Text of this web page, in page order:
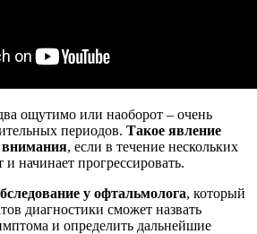
ощутимо или наоборот – очень
периодов. Такое явление
внимания, если в течение нескольких
и начинает прогрессировать.
у офтальмолога, который
диагностики сможет назвать
и определить дальнейшие